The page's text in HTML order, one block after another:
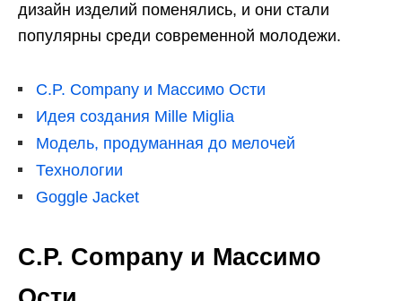
дизайн изделий поменялись, и они стали
популярны среди современной молодежи.
C.P. Company и Массимо Ости
Идея создания Mille Miglia
Модель, продуманная до мелочей
Технологии
Goggle Jacket
C.P. Company и Массимо